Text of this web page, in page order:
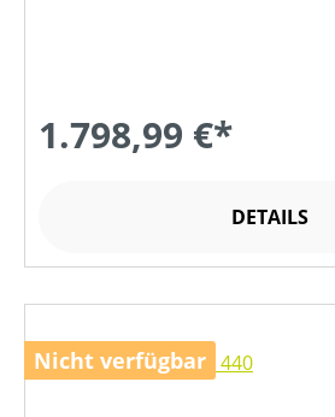
1.798,99 €*
DETAILS
Nicht verfügbar